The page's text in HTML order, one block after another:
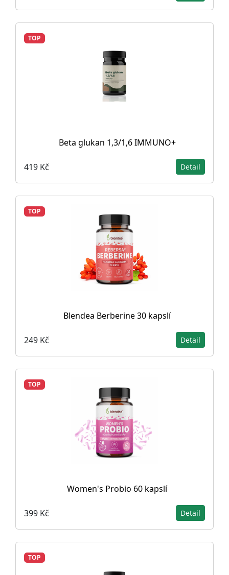
TOP
Beta glukan 1,3/1,6 IMMUNO+
419 Kč Detail
TOP
Blendea Berberine 30 kapslí
249 Kč Detail
TOP
Women's Probio 60 kapslí
399 Kč Detail
TOP